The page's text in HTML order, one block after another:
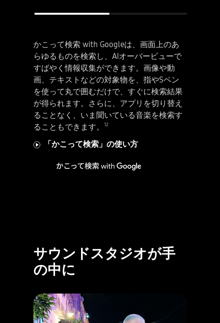
かこって検索 with Googleは、画面上のあ
らゆるものを検索し、AIオーバービューで
すばやく情報収集ができます。画像や動
画、テキストなどの対象物を、指やSペン
を使って丸で囲むだけで、すぐに検索結果
が得られます。さらに、アプリを切り替え
ることなく、いま聞いている音楽を検索す
ることもできます。
12
「かこって検索」の使い方
サウンドスタジオが手
の中に